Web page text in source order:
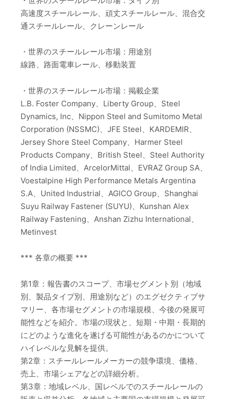
高速度スチールレール、頑丈スチールレール、混合交
通スチールレール、クレーンレール
・世界のスチールレール市場：用途別
線路、路面電車レール、移動装置
・世界のスチールレール市場：掲載企業
L.B. Foster Company、Liberty Group、Steel
Dynamics, Inc、Nippon Steel and Sumitomo Metal
Corporation (NSSMC)、JFE Steel、KARDEMIR、
Jersey Shore Steel Company、Harmer Steel
Products Company、British Steel、Steel Authority
of India Limited、ArcelorMittal、EVRAZ Group SA、
Voestalpine High Performance Metals Argentina
S.A、United Industrial、AGICO Group、Shanghai
Suyu Railway Fastener (SUYU)、Kunshan Alex
Railway Fastening、Anshan Zizhu International、
Metinvest
*** 各章の概要 ***
第1章：報告書のスコープ、市場セグメント別（地域
別、製品タイプ別、用途別など）のエグゼクティブサ
マリー、各市場セグメントの市場規模、今後の発展可
能性などを紹介。市場の現状と、短期・中期・長期的
にどのような進化を遂げる可能性があるのかについて
ハイレベルな見解を提供。
第2章：スチールレールメーカーの競争環境、価格、
売上、市場シェアなどの詳細分析。
第3章：地域レベル、国レベルでのスチールレールの